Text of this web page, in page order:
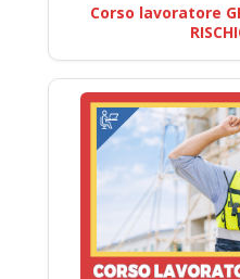
Corso lavoratore